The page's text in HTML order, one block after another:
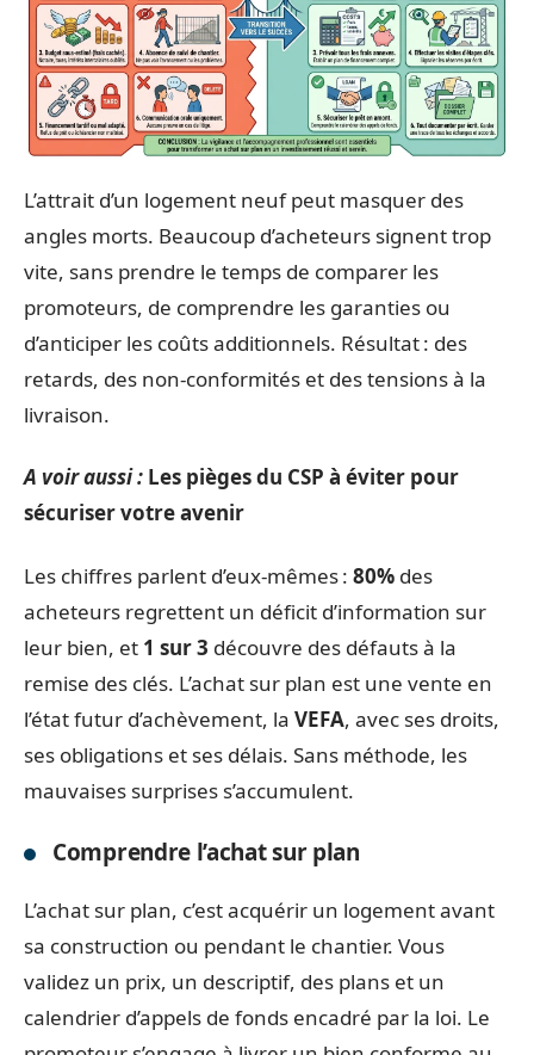
L’attrait d’un logement neuf peut masquer des
angles morts. Beaucoup d’acheteurs signent trop
vite, sans prendre le temps de comparer les
promoteurs, de comprendre les garanties ou
d’anticiper les coûts additionnels. Résultat : des
retards, des non-conformités et des tensions à la
livraison.
A voir aussi : Les pièges du CSP à éviter pour
sécuriser votre avenir
Les chiffres parlent d’eux-mêmes : 80% des
acheteurs regrettent un déficit d’information sur
leur bien, et 1 sur 3 découvre des défauts à la
remise des clés. L’achat sur plan est une vente en
l’état futur d’achèvement, la VEFA, avec ses droits,
ses obligations et ses délais. Sans méthode, les
mauvaises surprises s’accumulent.
Comprendre l’achat sur plan
L’achat sur plan, c’est acquérir un logement avant
sa construction ou pendant le chantier. Vous
validez un prix, un descriptif, des plans et un
calendrier d’appels de fonds encadré par la loi. Le